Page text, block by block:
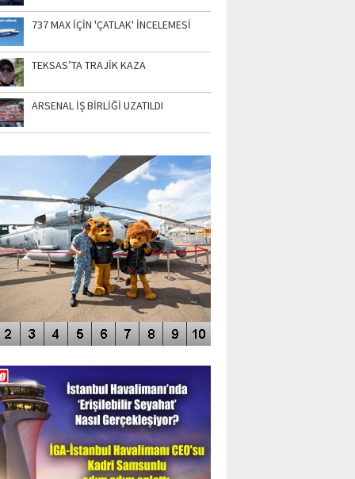
737 MAX İÇİN 'ÇATLAK' İNCELEMESİ
TEKSAS’TA TRAJİK KAZA
ARSENAL İŞ BİRLİĞİ UZATILDI
AIRSHOW-2020
AŞILDIĞI HAVALİMANI